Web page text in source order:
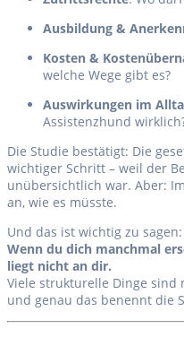
Ausbildung &
Kosten &
welche Wege gibt es?
Auswirkungen im
Assistenzhund
Die Studie bestätigt: Die
wichtiger Schritt – weil der
unübersichtlich war. Aber:
an, wie es müsste.
Und das ist wichtig zu sagen:
Wenn du dich manchmal
liegt nicht an dir.
Viele strukturelle Dinge sind
und genau das benennt die